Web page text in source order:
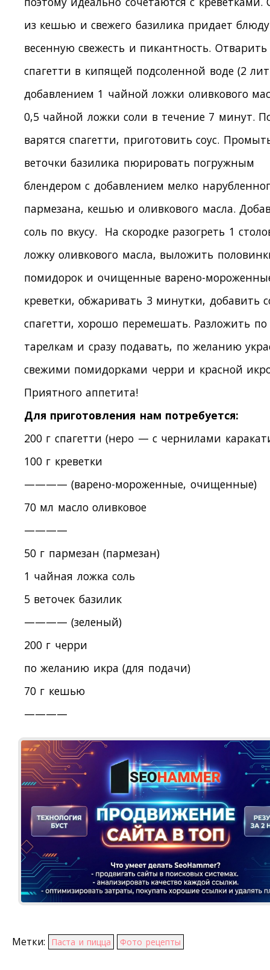
из кешью и свежего базилика придает блюду
весенную свежесть и пикантность. Отварить
спагетти в кипящей подсоленной воде (2
добавлением 1 чайной ложки оливкового
0,5 чайной ложки соли в течение 7 минут.
варятся спагетти, приготовить соус.
веточки базилика пюрировать погружным
блендером с добавлением мелко
пармезана, кешью и оливкового масла.
соль по вкусу. На скородке разогреть 1
ложку оливкового масла, выложить
помидорок и очищенные варено-
креветки, обжаривать 3 минутки, добавить
спагетти, хорошо перемешать. Разложить по
тарелкам и сразу подавать, по желанию
свежими помидорками черри и красной
Приятного аппетита!
Для приготовления нам потребуется:
200 г спагетти (неро — с чернилами
100 г креветки
———— (варено-мороженные, очищенные)
70 мл масло оливковое
————
50 г пармезан (пармезан)
1 чайная ложка соль
5 веточек базилик
———— (зеленый)
200 г черри
по желанию икра (для подачи)
70 г кешью
————
Метки: Паста и пицца Фото рецепты